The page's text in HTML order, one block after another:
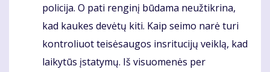
policija. O pati renginį būdama neužtikrina,
kad kaukes devėtų kiti. Kaip seimo narė turi
kontroliuot teisėsaugos insritucijų veiklą, kad
laikytūs įstatymų. Iš visuomenės per